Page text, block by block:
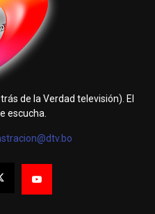
de la Verdad televisión). El
escucha.